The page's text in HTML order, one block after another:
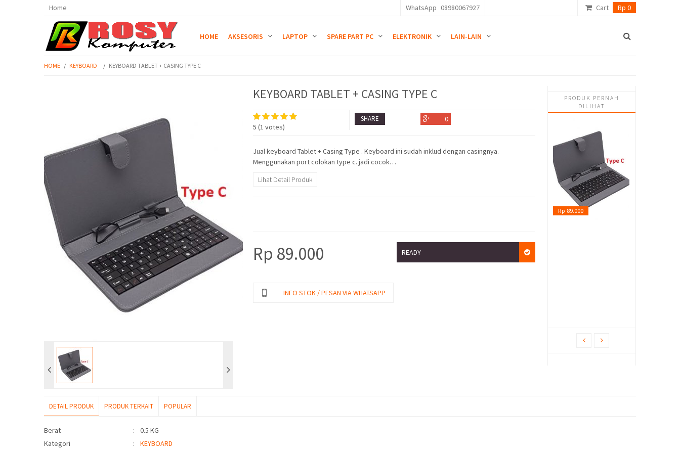
Home WhatsApp 08980067927 Cart Rp 0
HOME AKSESORIS LAPTOP SPARE PART PC ELEKTRONIK LAIN-LAIN
HOME / KEYBOARD / KEYBOARD TABLET + CASING TYPE C
KEYBOARD TABLET + CASING TYPE C
5 (1 votes)
SHARE 0
Jual keyboard Tablet + Casing Type . Keyboard ini sudah inklud dengan casingnya.
Menggunakan port colokan type c. jadi cocok…
Lihat Detail Produk
READY
Rp 89.000
INFO STOK / PESAN VIA WHATSAPP
PRODUK PERNAH
DILIHAT
Rp 89.000
DETAIL PRODUK PRODUK TERKAIT POPULAR
Detail Produk
Berat :
0.5 KG
Kategori
: KEYBOARD